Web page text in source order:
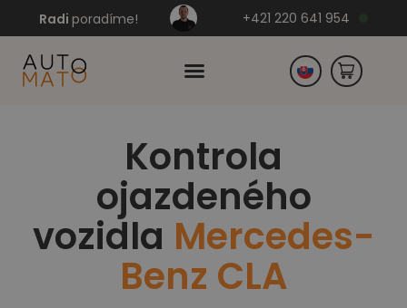
Radi poradíme! +421 220 641 954
Kontrola
ojazdeného
vozidla Mercedes-
Benz CLA